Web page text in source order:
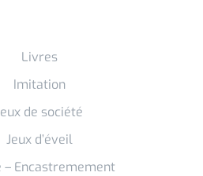
Livres
Imitation
de société
Jeux d’éveil
– Encastremement